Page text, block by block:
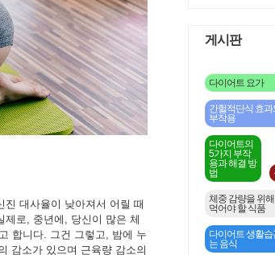
대사율이 낮아져서 어릴 때
제로, 중년에, 당신이 많은 체
합니다. 그건 그렇고, 밤에 누
감소가 있으며 근육량 감소의
게시판
다이어트 요가
간헐적단식 효과
부작용
다이어트의
5가지 부작
용과 해결 방
법
체중 감량을 위해
먹어야 할 식품
다이어트 생활습
는 음식